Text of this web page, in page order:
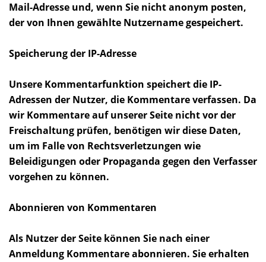
Mail-Adresse und, wenn Sie nicht anonym posten,
der von Ihnen gewählte Nutzername gespeichert.
Speicherung der IP-Adresse
Unsere Kommentarfunktion speichert die IP-
Adressen der Nutzer, die Kommentare verfassen. Da
wir Kommentare auf unserer Seite nicht vor der
Freischaltung prüfen, benötigen wir diese Daten,
um im Falle von Rechtsverletzungen wie
Beleidigungen oder Propaganda gegen den Verfasser
vorgehen zu können.
Abonnieren von Kommentaren
Als Nutzer der Seite können Sie nach einer
Anmeldung Kommentare abonnieren. Sie erhalten